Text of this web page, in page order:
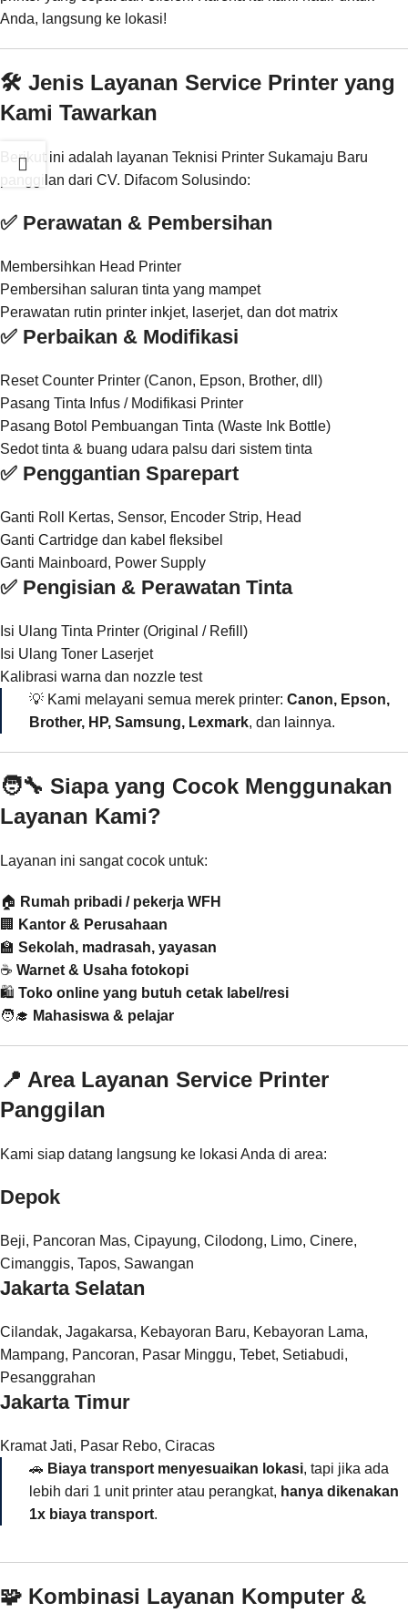
Anda, langsung ke lokasi!
🛠️ Jenis Layanan Service Printer yang
Kami Tawarkan
Berikut ini adalah layanan Teknisi Printer Sukamaju Baru
panggilan dari CV. Difacom Solusindo:
✅ Perawatan & Pembersihan
Membersihkan Head Printer
Pembersihan saluran tinta yang mampet
Perawatan rutin printer inkjet, laserjet, dan dot matrix
✅ Perbaikan & Modifikasi
Reset Counter Printer (Canon, Epson, Brother, dll)
Pasang Tinta Infus / Modifikasi Printer
Pasang Botol Pembuangan Tinta (Waste Ink Bottle)
Sedot tinta & buang udara palsu dari sistem tinta
✅ Penggantian Sparepart
Ganti Roll Kertas, Sensor, Encoder Strip, Head
Ganti Cartridge dan kabel fleksibel
Ganti Mainboard, Power Supply
✅ Pengisian & Perawatan Tinta
Isi Ulang Tinta Printer (Original / Refill)
Isi Ulang Toner Laserjet
Kalibrasi warna dan nozzle test
💡 Kami melayani semua merek printer: Canon, Epson,
Brother, HP, Samsung, Lexmark, dan lainnya.
🧑‍🔧 Siapa yang Cocok Menggunakan
Layanan Kami?
Layanan ini sangat cocok untuk:
🏠 Rumah pribadi / pekerja WFH
🏢
Kantor & Perusahaan
🏫 Sekolah, madrasah, yayasan
☕ Warnet & Usaha fotokopi
🛍️ Toko online yang butuh cetak label/resi
🧑‍🎓 Mahasiswa & pelajar
📍 Area Layanan Service Printer
Panggilan
Kami siap datang langsung ke lokasi Anda di area:
Depok
Beji, Pancoran Mas, Cipayung, Cilodong, Limo, Cinere,
Cimanggis, Tapos, Sawangan
Jakarta Selatan
Cilandak, Jagakarsa, Kebayoran Baru, Kebayoran Lama,
Mampang, Pancoran, Pasar Minggu, Tebet, Setiabudi,
Pesanggrahan
Jakarta Timur
Kramat Jati, Pasar Rebo, Ciracas
🚗 Biaya transport menyesuaikan lokasi, tapi jika ada
lebih dari 1 unit printer atau perangkat, hanya dikenakan
1x biaya transport.
🧩 Kombinasi Layanan Komputer &